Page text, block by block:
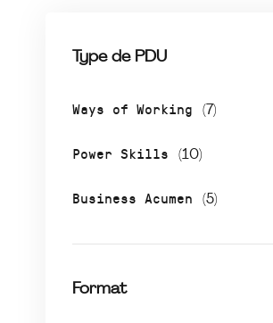
Type de PDU
Ways of Working (7)
Power Skills (10)
Business Acumen (5)
Format